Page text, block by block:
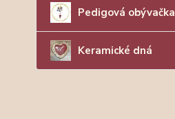
Pedigová obývačka
Keramické dná